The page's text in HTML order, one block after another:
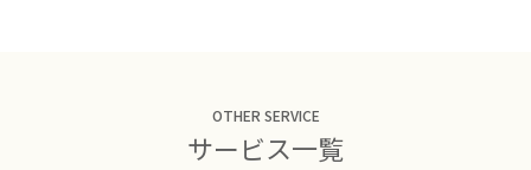
OTHER SERVICE
サービス一覧